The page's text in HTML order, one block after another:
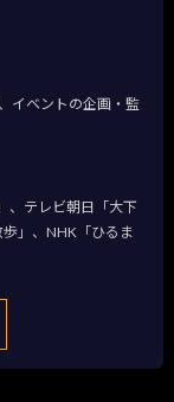
イベントの企画・監
、テレビ朝日「大下
」、NHK「ひるま